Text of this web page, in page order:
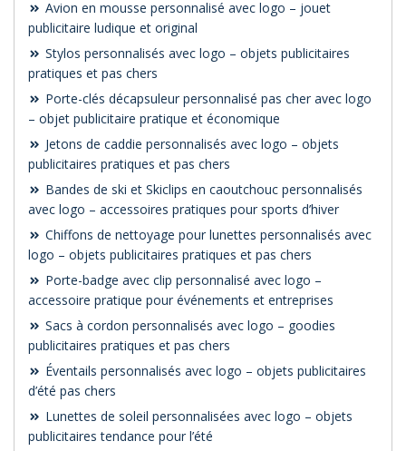
Avion en mousse personnalisé avec logo – jouet
publicitaire ludique et original
Stylos personnalisés avec logo – objets publicitaires
pratiques et pas chers
Porte-clés décapsuleur personnalisé pas cher avec logo
– objet publicitaire pratique et économique
Jetons de caddie personnalisés avec logo – objets
publicitaires pratiques et pas chers
Bandes de ski et Skiclips en caoutchouc personnalisés
avec logo – accessoires pratiques pour sports d’hiver
Chiffons de nettoyage pour lunettes personnalisés avec
logo – objets publicitaires pratiques et pas chers
Porte-badge avec clip personnalisé avec logo –
accessoire pratique pour événements et entreprises
Sacs à cordon personnalisés avec logo – goodies
publicitaires pratiques et pas chers
Éventails personnalisés avec logo – objets publicitaires
d’été pas chers
Lunettes de soleil personnalisées avec logo – objets
publicitaires tendance pour l’été